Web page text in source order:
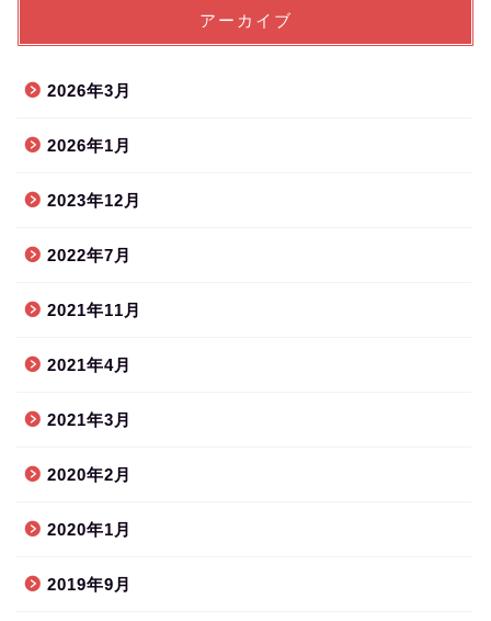
アーカイブ
2026年3月
2026年1月
2023年12月
2022年7月
2021年11月
2021年4月
2021年3月
2020年2月
2020年1月
2019年9月